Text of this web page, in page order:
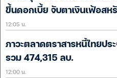
ขึ้นดอกเบี้ย จับตาเงินเฟ้อสห
12:05 น.
ภาวะตลาดตราสารหนี้ไทยปร
รวม 474,315 ลบ.
12:00 น.